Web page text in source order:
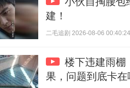
建！
二毛追剧 2026-08-06 00:40:24
楼下违建雨棚
果，问题到底卡在